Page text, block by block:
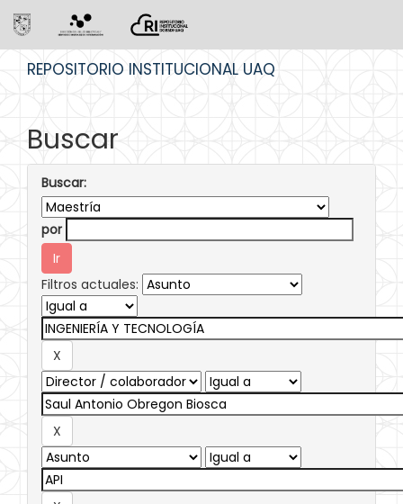
REPOSITORIO INSTITUCIONAL UAQ
Buscar
Buscar:
por
Filtros actuales: